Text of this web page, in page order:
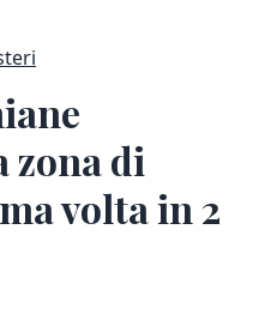
zona di
volta in 2